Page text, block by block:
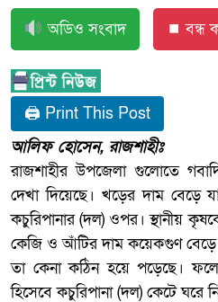
অডিও সংবাদ ⏹ বন্ধ
🖨 Print This Post
আলিফ হোসেন, রাজশাহীঃ
রাজশাহীর উপজেলা গুলোতে
দেখা দিয়েছে। খড়ের দাম বেড়ে
কচুরিপানার (দল) ওপর। স্থানীয়
কেজি ও আঁটির দাম কয়েকগুণ বেড়ে
তা কেনা কঠিন হয়ে পড়েছে।
হিসেবে কচুরিপানা (দল) কেটে ঘরে